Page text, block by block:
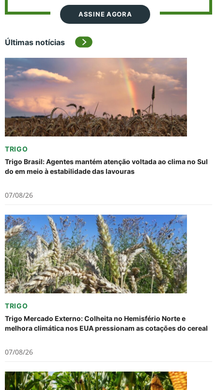
ASSINE AGORA
Últimas notícias
TRIGO
Trigo Brasil: Agentes mantém atenção voltada ao clima no Sul
do em meio à estabilidade das lavouras
07/08/26
TRIGO
Trigo Mercado Externo: Colheita no Hemisfério Norte e
melhora climática nos EUA pressionam as cotações do cereal
07/08/26